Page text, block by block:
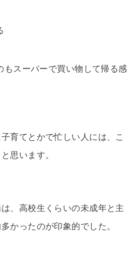
もスーパーで買い物して帰る感
育てとかで忙しい人には、こ
思います。
、高校生くらいの未成年と主
かったのが印象的でした。